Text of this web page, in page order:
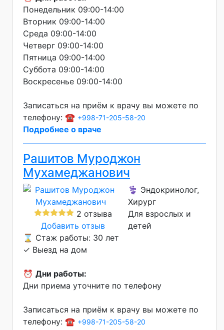
Понедельник 09:00-14:00
Вторник 09:00-14:00
Среда 09:00-14:00
Четверг 09:00-14:00
Пятница 09:00-14:00
Суббота 09:00-14:00
Воскресенье 09:00-14:00
Записаться на приём к врачу вы можете по
телефону: ☎️ +998-71-205-58-20
Подробнее о враче
Рашитов Муроджон
Мухамеджанович
2 отзыва
Добавить отзыв
⚕️ Эндокринолог,
Хирург
Для взрослых и
детей
⌛ Стаж работы: 30 лет
✓ Выезд на дом
⏰ Дни работы:
Дни приема уточните по телефону
Записаться на приём к врачу вы можете по
телефону: ☎️ +998-71-205-58-20